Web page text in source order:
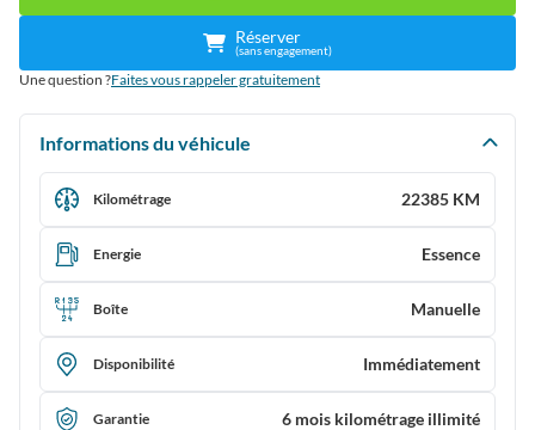
Réserver
(sans engagement)
Une question ?Faites vous rappeler gratuitement
Informations du véhicule
Kilométrage 22385 KM
Energie Essence
Boîte Manuelle
Disponibilité Immédiatement
Garantie 6 mois kilométrage illimité